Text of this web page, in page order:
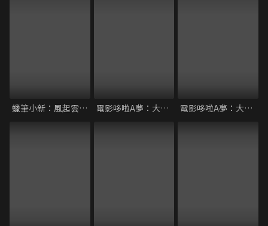
蠟筆小新：風起雲湧的叢林冒險 電影哆啦A夢：大雄的新魔界大冒險～7人魔法使 電影哆啦A夢：大雄與綠之巨人傳